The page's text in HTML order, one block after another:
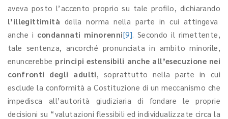
aveva posto l’accento proprio su tale profilo, dichiarando
l’illegittimità della norma nella parte in cui attingeva
anche i condannati minorenni[9]. Secondo il rimettente,
tale sentenza, ancorché pronunciata in ambito minorile,
enuncerebbe principi estensibili anche all’esecuzione nei
confronti degli adulti, soprattutto nella parte in cui
esclude la conformità a Costituzione di un meccanismo che
impedisca all’autorità giudiziaria di fondare le proprie
decisioni su “valutazioni flessibili ed individualizzate circa la